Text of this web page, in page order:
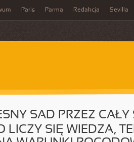
Paris Parma Redakcja Sevilla
SAD PRZEZ CAŁY
LICZY SIĘ WIEDZA,